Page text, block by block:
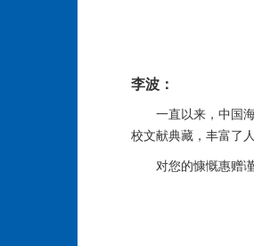
李波：
一直以来，中国
校文献典藏，丰富了
对您的慷慨惠赠